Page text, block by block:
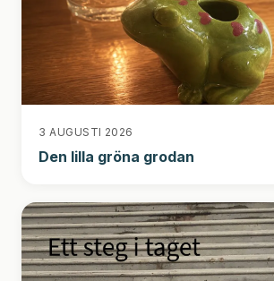
3 AUGUSTI 2026
Den lilla gröna grodan